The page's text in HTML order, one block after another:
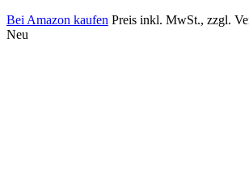
Bei Amazon kaufen Preis inkl. MwSt., zzgl.
Neu